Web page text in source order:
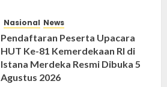
Nasional News
Pendaftaran Peserta Upacara
HUT Ke-81 Kemerdekaan RI di
Istana Merdeka Resmi Dibuka 5
Agustus 2026